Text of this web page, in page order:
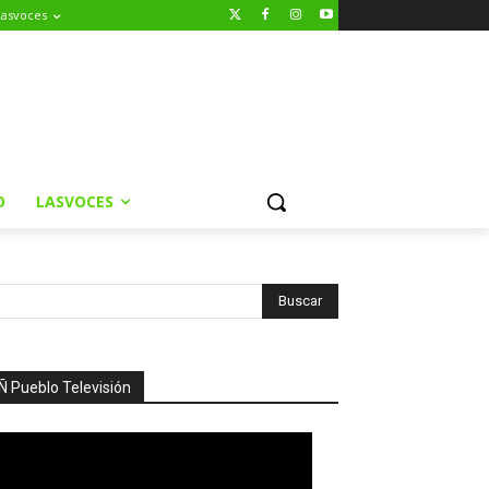
LASVOCES
Ñ Pueblo Televisión